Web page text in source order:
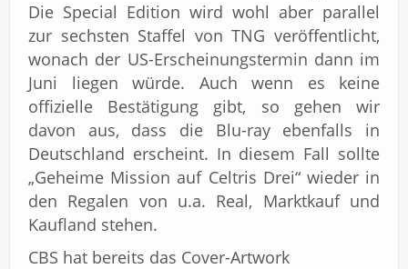
Die Special Edition wird wohl aber parallel
zur sechsten Staffel von TNG veröffentlicht,
wonach der US-Erscheinungstermin dann im
Juni liegen würde. Auch wenn es keine
offizielle Bestätigung gibt, so gehen wir
davon aus, dass die Blu-ray ebenfalls in
Deutschland erscheint. In diesem Fall sollte
„Geheime Mission auf Celtris Drei“ wieder in
den Regalen von u.a. Real, Marktkauf und
Kaufland stehen.
CBS hat bereits das Cover-Artwork